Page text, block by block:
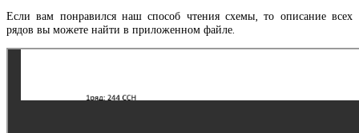
Если вам понравился наш способ чтения схемы, то описание всех
рядов вы можете найти в приложенном файле.